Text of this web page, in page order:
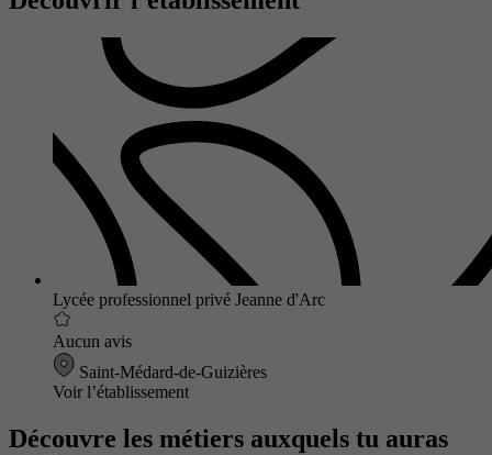
Lycée professionnel privé Jeanne d'Arc
Aucun avis
Saint-Médard-de-Guizières
Voir l’établissement
Découvre les métiers auxquels tu auras